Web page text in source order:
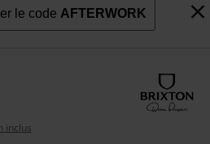
le code AFTERWORK
inclus